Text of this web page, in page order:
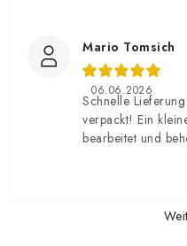
Mario Tomsich
06.06.2026
Schnelle
verpackt! Ein
bearbeitet und